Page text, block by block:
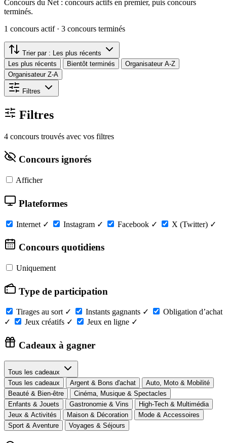
Concours du Net : concours actifs en premier, puis concours
terminés.
1 concours actif · 3 concours terminés
Trier par :
Les plus récents
Les plus récents
Bientôt terminés
Organisateur A-Z
Organisateur Z-A
Filtres
Filtres
4 concours trouvés avec vos filtres
Concours ignorés
Afficher
Plateformes
Internet ✓ Instagram ✓ Facebook ✓ X (Twitter) ✓
Concours quotidiens
Uniquement
Type de participation
Tirages au sort ✓ Instants gagnants ✓
Obligation d’achat
✓
Jeux créatifs ✓ Jeux en ligne ✓
Cadeaux à gagner
Tous les cadeaux
Tous les cadeaux
Argent & Bons d'achat
Auto, Moto & Mobilité
Beauté & Bien-être
Cinéma, Musique & Spectacles
Enfants & Jouets
Gastronomie & Vins
High-Tech & Multimédia
Jeux & Activités
Maison & Décoration
Mode & Accessoires
Sport & Aventure
Voyages & Séjours